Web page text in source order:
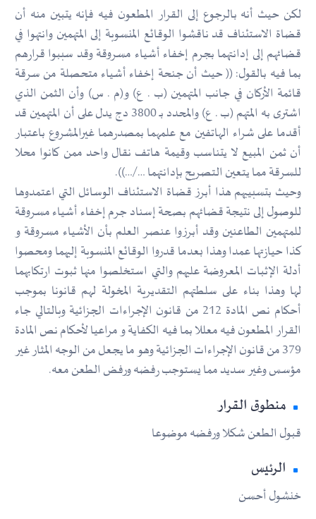
لكن حيث أنه بالرجوع إلى القرار المطعون فيه فإنه يتبين منه أن
قضاة الاستئناف قد ناقشوا الوقائع المنسوبة إلى المتهمين وانتهوا في
قضائهم إلى إدانتهما بجرم إخفاء أشياء مسروقة وقد سببوا قرارهم
بما فيه بالقول: (( حيث أن جنحة إخفاء أشياء متحصلة من سرقة
قائمة الأركان في جانب المتهمين (ب . ع) و(م . س) وأن الثمن الذي
اشترى به المتهم (ب . ع) والمحدد بـ 3800 دج يدل على أن المتهمين قد
أقدما على شراء الهاتفين مع علمهما بمصدرهما غيرالمشروع باعتبار
أن ثمن المبيع لا يتناسب وقيمة هاتف نقال واحد ممن كانوا محلا
للسرقة مما يتعين التصريح بإدانتهما …/…)).
وحيث بتسبيبهم هذا أبرز قضاة الاستئناف الوسائل التي اعتمدوها
للوصول إلى نتيجة قضائهم بصحة إسناد جرم إخفاء أشياء مسروقة
للمتهمين الطاعنين وقد أبرزوا عنصر العلم بأن الأشياء مسروقة و
كذا حيازتها عمدا وهذا بعدما قدروا الوقائع المنسوبة إليهما ومحصوا
أدلة الإثبات المعروضة عليهم والتي استخلصوا منها ثبوت ارتكابهما
لها وهذا بناء على سلطتهم التقديرية المخولة لهم قانونا بموجب
أحكام نص المادة 212 من قانون الإجراءات الجزائية وبالتالي جاء
القرار المطعون فيه معللا بما فيه الكفاية و مراعيا لأحكام نص المادة
379 من قانون الإجراءات الجزائية وهو ما يجعل من الوجه المثار غير
مؤسس وغير سديد مما يستوجب رفضه ورفض الطعن معه.
منطوق القرار
قبول الطعن شكلا ورفضه موضوعا
الرئيس
خنشول أحسن